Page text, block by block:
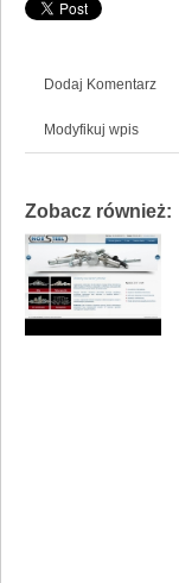
Dodaj Komentarz
Modyfikuj wpis
Zobacz również: